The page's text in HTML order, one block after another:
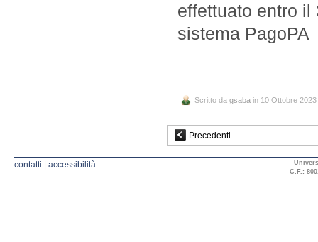
effettuato entro
sistema PagoPA
Scritto da gsaba in 10 Ottobre 2023
Precedenti
contatti accessibilità
C.F.: